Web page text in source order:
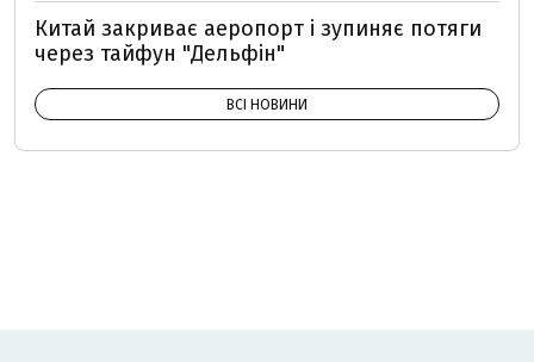
Китай закриває аеропорт і зупиняє потяги
через тайфун "Дельфін"
ВСІ НОВИНИ